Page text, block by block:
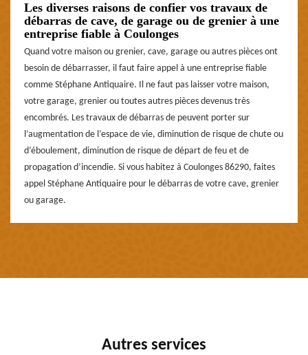
Les diverses raisons de confier vos travaux de
débarras de cave, de garage ou de grenier à une
entreprise fiable à Coulonges
Quand votre maison ou grenier, cave, garage ou autres pièces ont
besoin de débarrasser, il faut faire appel à une entreprise fiable
comme Stéphane Antiquaire. Il ne faut pas laisser votre maison,
votre garage, grenier ou toutes autres pièces devenus très
encombrés. Les travaux de débarras de peuvent porter sur
l’augmentation de l’espace de vie, diminution de risque de chute ou
d’éboulement, diminution de risque de départ de feu et de
propagation d’incendie. Si vous habitez à Coulonges 86290, faites
appel Stéphane Antiquaire pour le débarras de votre cave, grenier
ou garage.
Autres services